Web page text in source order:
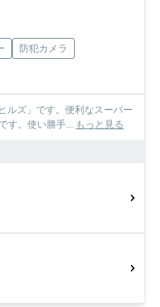
防犯カメラ
ルズ」です。便利なスーパー
す。使い勝手... もっと見る